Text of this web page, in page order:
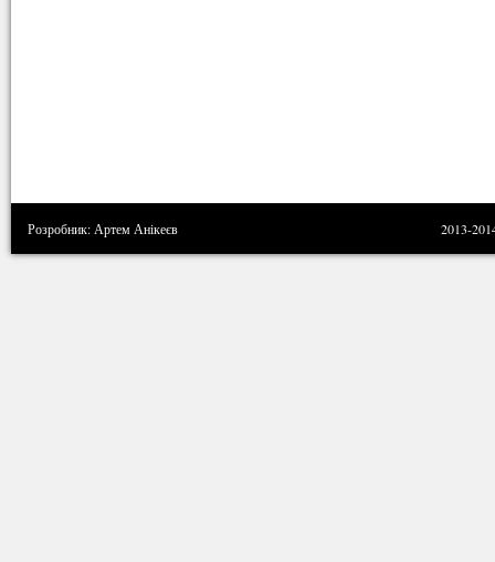
Розробник: Артем Анікеєв 2013-